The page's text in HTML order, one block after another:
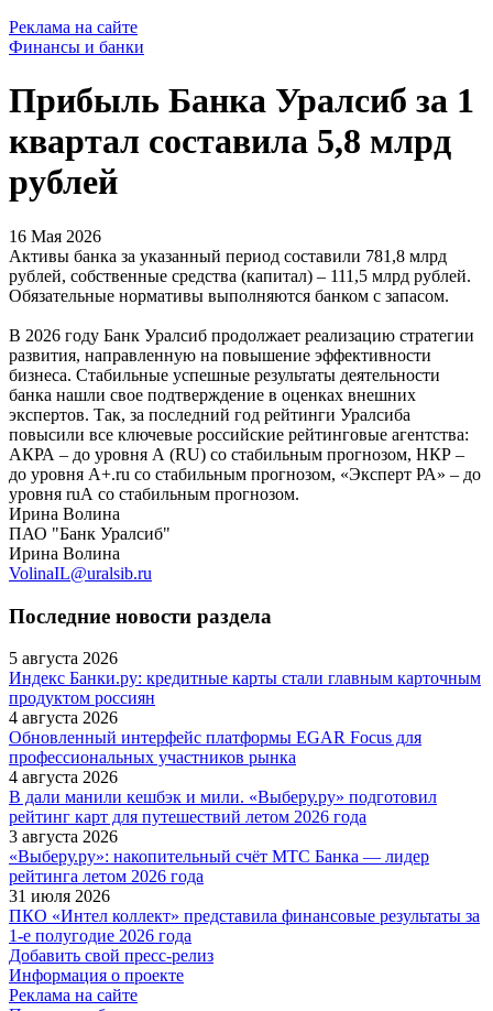
Реклама на сайте
Финансы и банки
Прибыль Банка Уралсиб за 1
квартал составила 5,8 млрд
рублей
16 Мая 2026
Активы банка за указанный период составили 781,8 млрд
рублей, собственные средства (капитал) – 111,5 млрд рублей.
Обязательные нормативы выполняются банком с запасом.
В 2026 году Банк Уралсиб продолжает реализацию стратегии
развития, направленную на повышение эффективности
бизнеса. Стабильные успешные результаты деятельности
банка нашли свое подтверждение в оценках внешних
экспертов. Так, за последний год рейтинги Уралсиба
повысили все ключевые российские рейтинговые агентства:
АКРА – до уровня А (RU) со стабильным прогнозом, НКР –
до уровня A+.ru со стабильным прогнозом, «Эксперт РА» – до
уровня ruА со стабильным прогнозом.
Ирина Волина
ПАО "Банк Уралсиб"
Ирина Волина
VolinaIL@uralsib.ru
Последние новости раздела
5 августа 2026
Индекс Банки.ру: кредитные карты стали главным карточным
продуктом россиян
4 августа 2026
Обновленный интерфейс платформы EGAR Focus для
профессиональных участников рынка
4 августа 2026
В дали манили кешбэк и мили. «Выберу.ру» подготовил
рейтинг карт для путешествий летом 2026 года
3 августа 2026
«Выберу.ру»: накопительный счёт МТС Банка — лидер
рейтинга летом 2026 года
31 июля 2026
ПКО «Интел коллект» представила финансовые результаты за
1-е полугодие 2026 года
Добавить свой пресс-релиз
Информация о проекте
Реклама на сайте